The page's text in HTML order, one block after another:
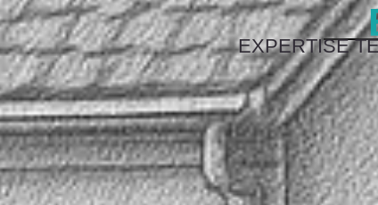
EXPERTISE